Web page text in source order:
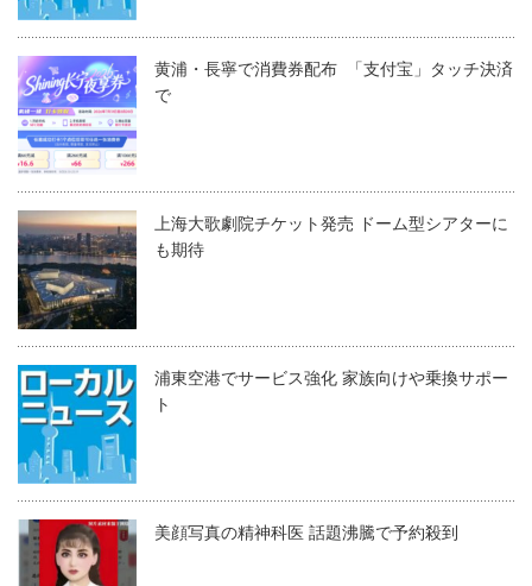
黄浦・長寧で消費券配布 「支付宝」タッチ決済
で
上海大歌劇院チケット発売 ドーム型シアターに
も期待
浦東空港でサービス強化 家族向けや乗換サポー
ト
美顔写真の精神科医 話題沸騰で予約殺到